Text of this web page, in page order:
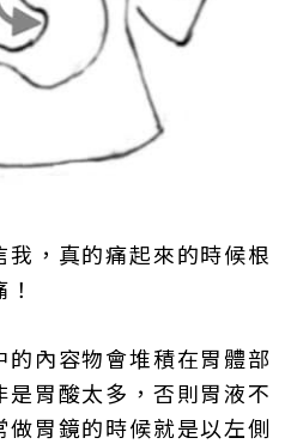
，真的痛起來的時候根
內容物會堆積在胃體部
是胃酸太多，否則胃液不
胃鏡的時候就是以左側